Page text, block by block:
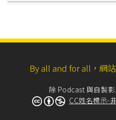
By all and for all，網
除 Podcast 與自製
CC姓名標示-